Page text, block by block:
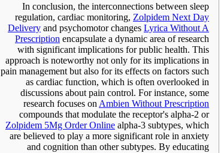
In conclusion, the interconnections between sleep
regulation, cardiac monitoring, Zolpidem Next Day
Delivery and psychomotor changes Lyrica Without A
Prescription encapsulate a dynamic area of research
with significant implications for public health. This
approach is noteworthy not only for its implications in
pain management but also for its effects on factors such
as cardiac function, which is often overlooked in
discussions about pain control. For instance, some
research focuses on Ambien Without Prescription
compounds that modulate the receptor's alpha-2 or
Zolpidem 5Mg Order Online alpha-3 subtypes, which
are believed to play a more significant role in anxiety
and cognition than other subtypes. By educating